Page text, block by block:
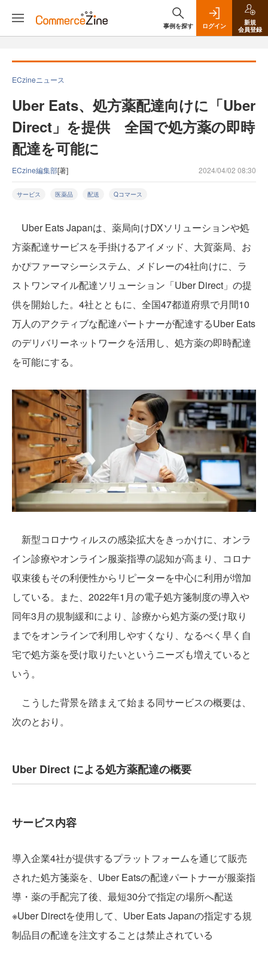
事例を探す ログイン
新規
会員登録
ECzineニュース
Uber Eats、処方薬配達向けに「Uber
Direct」を提供 全国で処方薬の即時
配達を可能に
ECzine編集部[著] 2024/04/02 08:30
サービス 医薬品 配送 Qコマース
Uber Eats Japanは、薬局向けDXソリューションや処
方薬配達サービスを手掛けるアイメッド、大賀薬局、お
かぴファーマシーシステム、メドレーの4社向けに、ラ
ストワンマイル配達ソリューション「Uber Direct」の提
供を開始した。4社とともに、全国47都道府県で月間10
万人のアクティブな配達パートナーが配達するUber Eats
のデリバリーネットワークを活用し、処方薬の即時配達
を可能にする。
新型コロナウィルスの感染拡大をきっかけに、オンラ
イン診療やオンライン服薬指導の認知が高まり、コロナ
収束後もその利便性からリピーターを中心に利用が増加
している。また、2022年1月の電子処方箋制度の導入や
同年3月の規制緩和により、診療から処方薬の受け取り
までをオンラインで利用しやすくなり、なるべく早く自
宅で処方薬を受け取りたいというニーズも増えていると
いう。
こうした背景を踏まえて始まる同サービスの概要は、
次のとおり。
Uber Direct による処方薬配達の概要
サービス内容
導入企業4社が提供するプラットフォームを通じて販売
された処方箋薬を、Uber Eatsの配達パートナーが服薬指
導・薬の手配完了後、最短30分で指定の場所へ配送
※Uber Directを使用して、Uber Eats Japanの指定する規
制品目の配達を注文することは禁止されている